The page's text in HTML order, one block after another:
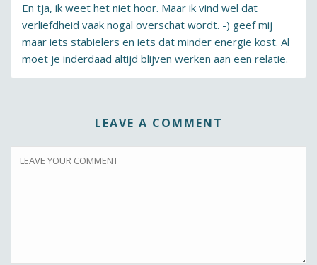
En tja, ik weet het niet hoor. Maar ik vind wel dat
verliefdheid vaak nogal overschat wordt. -) geef mij
maar iets stabielers en iets dat minder energie kost. Al
moet je inderdaad altijd blijven werken aan een relatie.
LEAVE A COMMENT